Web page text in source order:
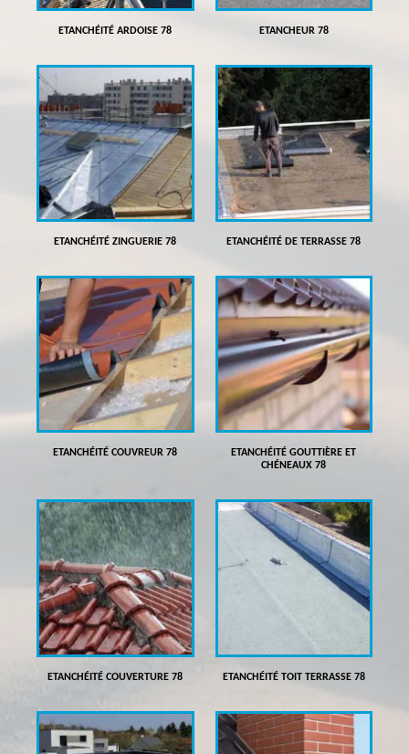
ETANCHÉITÉ ARDOISE 78 ETANCHEUR 78
ETANCHÉITÉ ZINGUERIE 78 ETANCHÉITÉ DE TERRASSE 78
ETANCHÉITÉ COUVREUR 78
ETANCHÉITÉ GOUTTIÈRE ET
CHÉNEAUX 78
ETANCHÉITÉ COUVERTURE 78 ETANCHÉITÉ TOIT TERRASSE 78